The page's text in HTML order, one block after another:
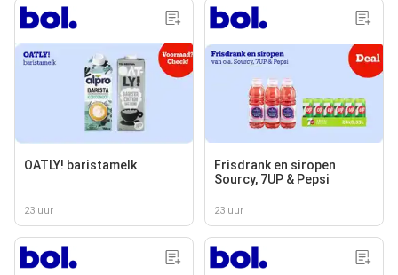
OATLY! baristamelk
23 uur
Frisdrank en siropen
Sourcy, 7UP & Pepsi
23 uur